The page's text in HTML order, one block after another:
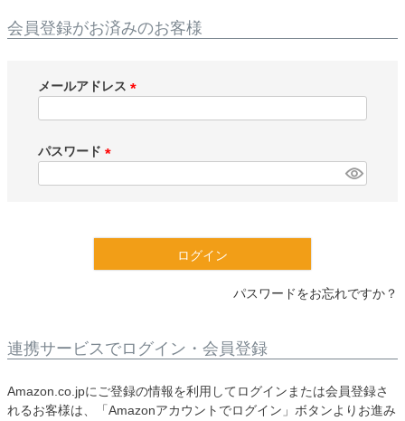
会員登録がお済みのお客様
メールアドレス
)
パスワード
ログイン
パスワードをお忘れですか？
連携サービスでログイン・会員登録
Amazon.co.jpにご登録の情報を利用してログインまたは会員登録さ
れるお客様は、「Amazonアカウントでログイン」ボタンよりお進み